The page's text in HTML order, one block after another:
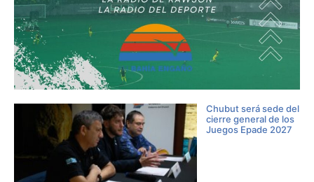
Chubut será sede del
cierre general de los
Juegos Epade 2027